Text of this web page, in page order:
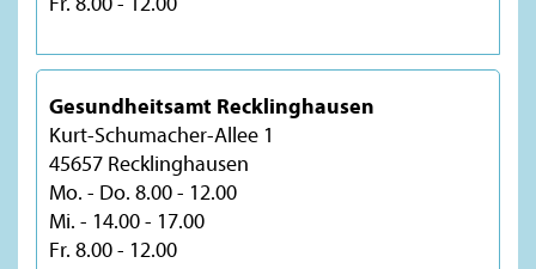
Gesundheitsamt Recklinghausen
Kurt-Schumacher-Allee 1
45657 Recklinghausen
Mo. - Do. 8.00 - 12.00
Mi. - 14.00 - 17.00
Fr. 8.00 - 12.00